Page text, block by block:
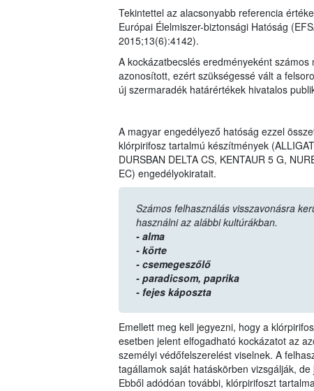
Tekintettel az alacsonyabb referencia
Európai Élelmiszer-biztonsági Hatóság
2015;13(6):4142).
A kockázatbecslés eredményeként
azonosított, ezért szükségessé vált a
új szermaradék határértékek hivatalos
A magyar engedélyező hatóság ezzel
klórpirifosz tartalmú készítmények
DURSBAN DELTA CS, KENTAUR 5 G,
EC) engedélyokiratait.
Számos felhasználás visszavonásra
használni az alábbi kultúrákban.
- alma
- körte
- csemegeszőlő
- paradicsom, paprika
- fejes káposzta
Emellett meg kell jegyezni, hogy a
esetben jelent elfogadható kockázatot az
személyi védőfelszerelést viselnek. A
tagállamok saját hatáskörben vizsgálják,
Ebből adódóan további, klórpirifoszt